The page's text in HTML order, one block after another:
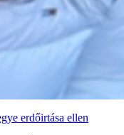
erdőirtása ellen